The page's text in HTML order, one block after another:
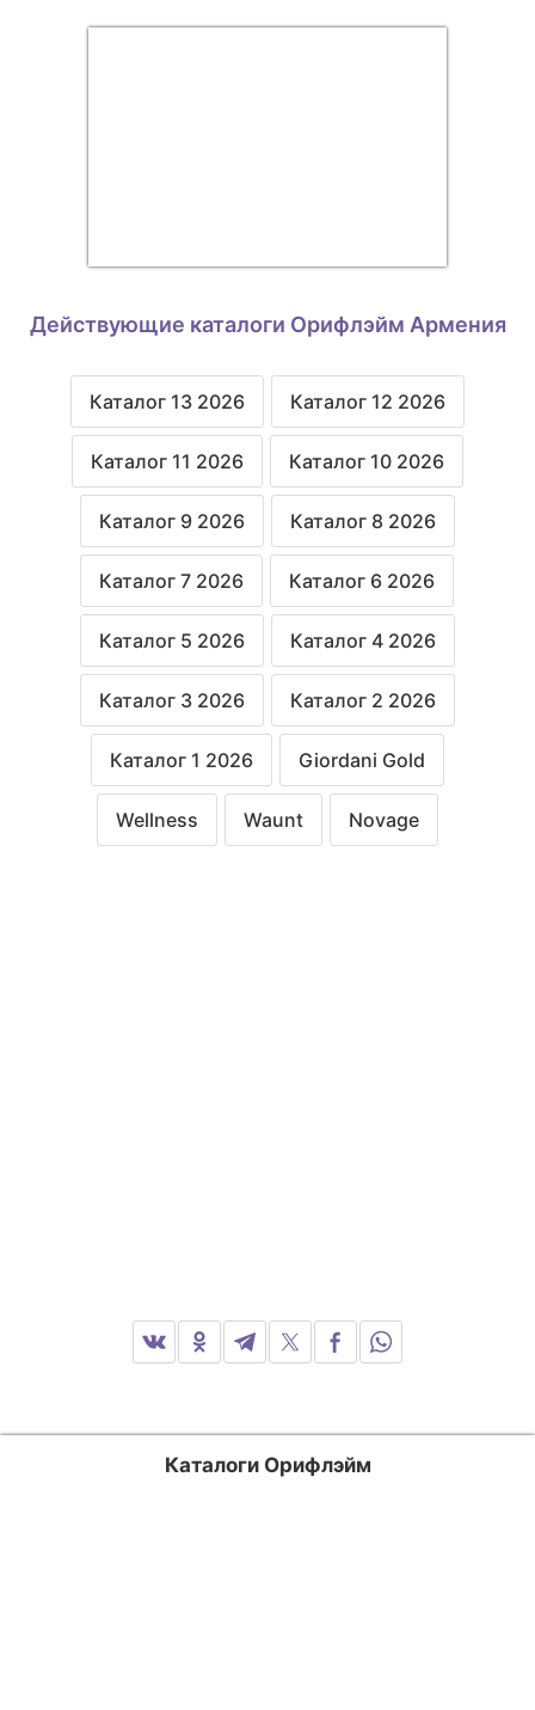
Действующие каталоги Орифлэйм Армения
Каталог 13 2026 Каталог 12 2026
Каталог 11 2026 Каталог 10 2026
Каталог 9 2026 Каталог 8 2026
Каталог 7 2026 Каталог 6 2026
Каталог 5 2026 Каталог 4 2026
Каталог 3 2026 Каталог 2 2026
Каталог 1 2026 Giordani Gold
Wellness Waunt Novage
Каталоги Орифлэйм